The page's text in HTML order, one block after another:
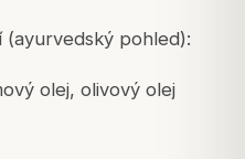
pohled):
olej, olivový olej